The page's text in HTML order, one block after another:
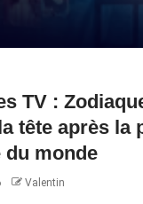
TV :
tête après la
du monde
Valentin